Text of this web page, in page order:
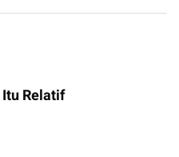
Relatif